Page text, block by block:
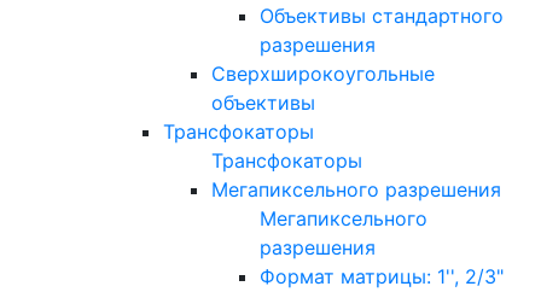
Объективы стандартного
разрешения
Сверхширокоугольные
объективы
Трансфокаторы
Трансфокаторы
Мегапиксельного разрешения
Мегапиксельного
разрешения
Формат матрицы: 1'', 2/3"